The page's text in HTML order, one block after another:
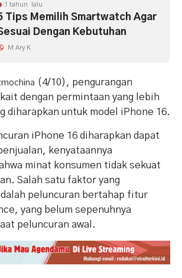
1 tahun lalu
Tips Memilih Smartwatch Agar
Dengan Kebutuhan
M Ary K
(4/10), pengurangan
dengan permintaan yang lebih
diharapkan untuk model iPhone 16.
iPhone 16 diharapkan dapat
kenyataannya
minat konsumen tidak sekuat
Salah satu faktor yang
peluncuran bertahap fitur
yang belum sepenuhnya
peluncuran awal.